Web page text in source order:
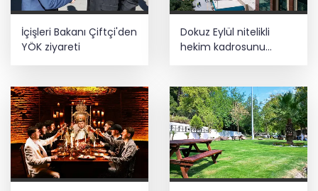
İçişleri Bakanı Çiftçi'den
YÖK ziyareti
Dokuz Eylül nitelikli
hekim kadrosunu